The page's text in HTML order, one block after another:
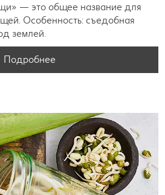
— это общее название для
Особенность: съедобная
землей.
Подробнее